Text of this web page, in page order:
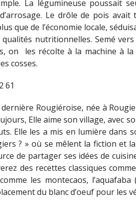
La légumineuse poussait
Le drôle de pois
que de l’économie locale,
nutritionnelles. Semé
on les récolte à la machine à
cosses.
61
Rougiéroise, née à
Elle aime son village, avec
Elle les a mis en lumière dans
? » où se mêlent la fiction et
de partager ses idées de
des recettes classiques
les montecaos, l’aquafaba
du blanc d’oeuf pour les